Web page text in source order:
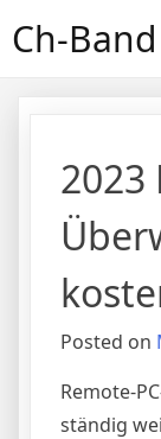
toCh-Band
2023
Posted on
Remote-
ständig